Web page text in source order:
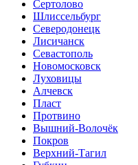
Сертолово
Шлиссельбург
Северодонецк
Лисичанск
Севастополь
Новомосковск
Луховицы
Алчевск
Пласт
Протвино
Вышний-Волочёк
Покров
Верхний-Тагил